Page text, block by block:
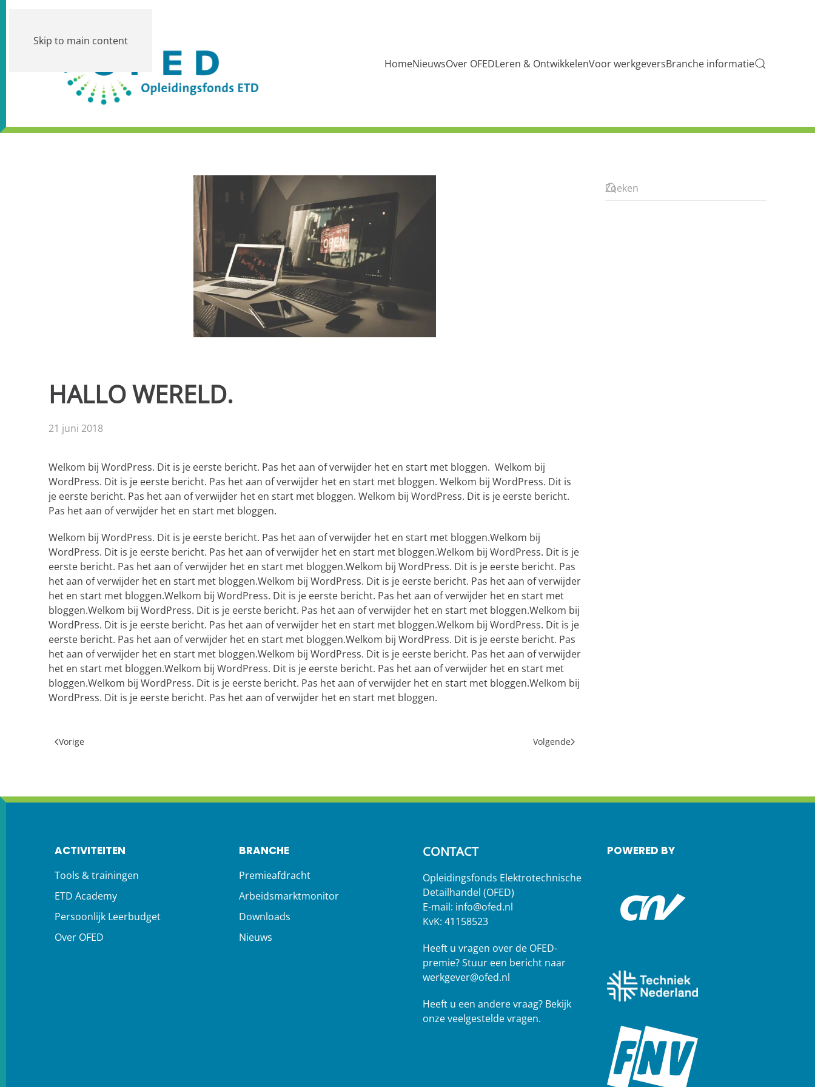
Skip to main content
HomeNieuwsOver OFEDLeren & OntwikkelenVoor werkgeversBranche informatie
HALLO WERELD.
21 juni 2018
Welkom bij WordPress. Dit is je eerste bericht. Pas het aan of verwijder het en start met bloggen. Welkom bij
WordPress. Dit is je eerste bericht. Pas het aan of verwijder het en start met bloggen. Welkom bij WordPress. Dit is
je eerste bericht. Pas het aan of verwijder het en start met bloggen. Welkom bij WordPress. Dit is je eerste bericht.
Pas het aan of verwijder het en start met bloggen.
Welkom bij WordPress. Dit is je eerste bericht. Pas het aan of verwijder het en start met bloggen.Welkom bij
WordPress. Dit is je eerste bericht. Pas het aan of verwijder het en start met bloggen.Welkom bij WordPress. Dit is je
eerste bericht. Pas het aan of verwijder het en start met bloggen.Welkom bij WordPress. Dit is je eerste bericht. Pas
het aan of verwijder het en start met bloggen.Welkom bij WordPress. Dit is je eerste bericht. Pas het aan of verwijder
het en start met bloggen.Welkom bij WordPress. Dit is je eerste bericht. Pas het aan of verwijder het en start met
bloggen.Welkom bij WordPress. Dit is je eerste bericht. Pas het aan of verwijder het en start met bloggen.Welkom bij
WordPress. Dit is je eerste bericht. Pas het aan of verwijder het en start met bloggen.Welkom bij WordPress. Dit is je
eerste bericht. Pas het aan of verwijder het en start met bloggen.Welkom bij WordPress. Dit is je eerste bericht. Pas
het aan of verwijder het en start met bloggen.Welkom bij WordPress. Dit is je eerste bericht. Pas het aan of verwijder
het en start met bloggen.Welkom bij WordPress. Dit is je eerste bericht. Pas het aan of verwijder het en start met
bloggen.Welkom bij WordPress. Dit is je eerste bericht. Pas het aan of verwijder het en start met bloggen.Welkom bij
WordPress. Dit is je eerste bericht. Pas het aan of verwijder het en start met bloggen.
Vorige Volgende
ACTIVITEITEN
Tools & trainingen
ETD Academy
Persoonlijk Leerbudget
Over OFED
BRANCHE
Premieafdracht
Arbeidsmarktmonitor
Downloads
Nieuws
CONTACT
Opleidingsfonds Elektrotechnische
Detailhandel (OFED)
E-mail: info@ofed.nl
KvK: 41158523
Heeft u vragen over de OFED-
premie? Stuur een bericht naar
werkgever@ofed.nl
Heeft u een andere vraag? Bekijk
onze veelgestelde vragen.
POWERED BY